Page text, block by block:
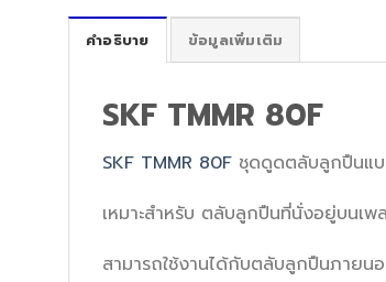
คำอธิบาย ข้อมูลเพิ่มเติม
SKF TMMR 80F
SKF TMMR 80F ชุดดูดตลับลูกปืนแ
เหมาะสำหรับ ตลับลูกปืนที่นั่งอยู่บนเพ
สามารถใช้งานได้กับตลับลูกปืนภาย